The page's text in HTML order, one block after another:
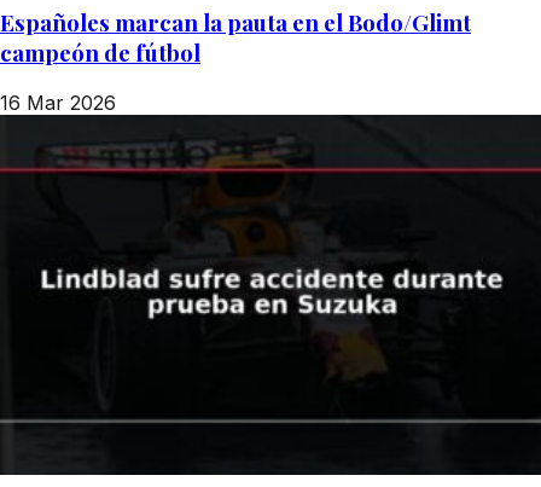
Españoles marcan la pauta en el Bodo/Glimt
campeón de fútbol
16 Mar 2026